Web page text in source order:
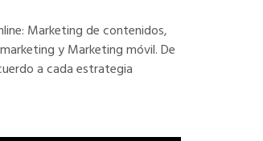
Marketing de contenidos,
y Marketing móvil. De
a cada estrategia